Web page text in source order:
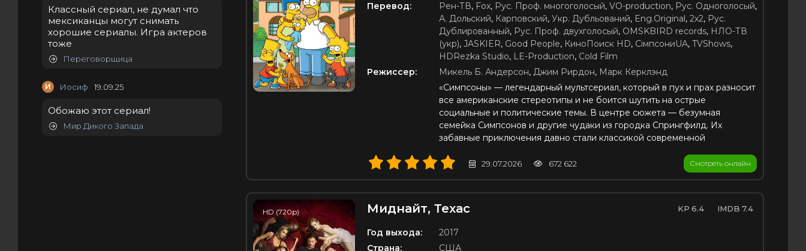
Классный сериал, не думал что
мексиканцы могут снимать
хорошие сериалы. Игра актеров
тоже
Переговорщица
И Иосиф 19.09.25
Обожаю этот сериал!
Мир Дикого Запада
Перевод:
Рен-ТВ, Fox, Рус. Проф. многоголосый, VO-production, Рус. Одноголосый,
А. Дольский, Карповский, Укр. Дубльований, Eng.Original, 2x2, Рус.
Дублированный, Рус. Проф. двухголосый, OMSKBIRD records, НЛО-ТВ
(укр), JASKIER, Good People, КиноПоиск HD, СiмпсониUA, TVShows,
HDRezka Studio, LE-Production, Cold Film
Режиссер:
Микель Б. Андерсон, Джим Рирдон, Марк Керклэнд
«Симпсоны» — легендарный мультсериал, который в пух и прах разносит
все американские стереотипы и не боится шутить на острые
социальные и политические темы. В центре сюжета — безумная
семейка Симпсонов и другие чудаки из городка Спрингфилд. Их
забавные приключения давно стали классикой современной
29.07.2026 672 622 Смотреть онлайн
HD (720p) Миднайт, Техас 6.4 7.4
Год выхода:
2017
Страна:
США